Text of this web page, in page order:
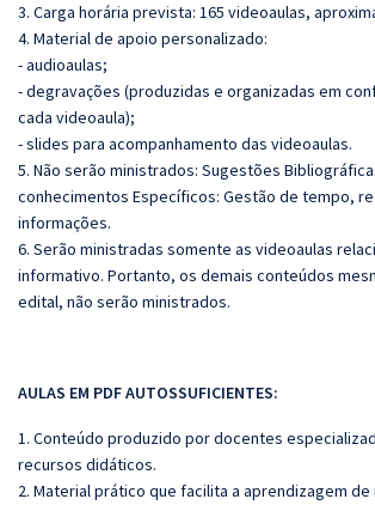
3. Carga horária prevista: 165 videoaulas,
4. Material de apoio personalizado:
- audioaulas;
- degravações (produzidas e organizadas em
cada videoaula);
- slides para acompanhamento das videoaulas.
5. Não serão ministrados: Sugestões
conhecimentos Específicos: Gestão de tempo,
informações.
6. Serão ministradas somente as videoaulas
informativo. Portanto, os demais conteúdos
edital, não serão ministrados.
AULAS EM PDF AUTOSSUFICIENTES:
1. Conteúdo produzido por docentes
recursos didáticos.
2. Material prático que facilita a aprendizagem de